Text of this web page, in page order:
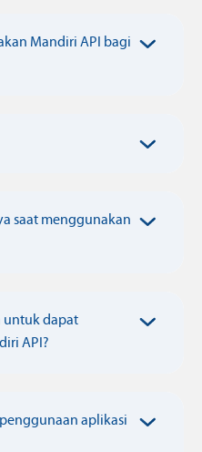
Mandiri API bagi
saat menggunakan
untuk dapat
API?
aplikasi